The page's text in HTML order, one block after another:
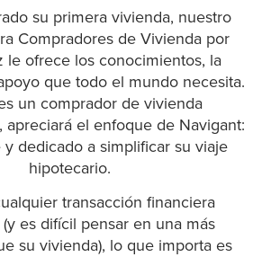
su primera vivienda, nuestro
Compradores de Vivienda por
le ofrece los conocimientos, la
que todo el mundo necesita.
un comprador de vivienda
apreciará el enfoque de Navigant:
y dedicado a simplificar su viaje
hipotecario.
transacción financiera
es difícil pensar en una más
su vivienda), lo que importa es